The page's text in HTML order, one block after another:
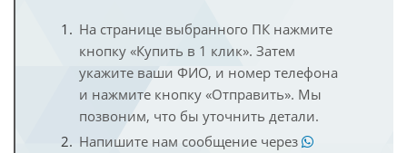
На странице выбранного ПК нажмите
кнопку «Купить в 1 клик». Затем
укажите ваши ФИО, и номер телефона
и нажмите кнопку «Отправить». Мы
позвоним, что бы уточнить детали.
Напишите нам сообщение через